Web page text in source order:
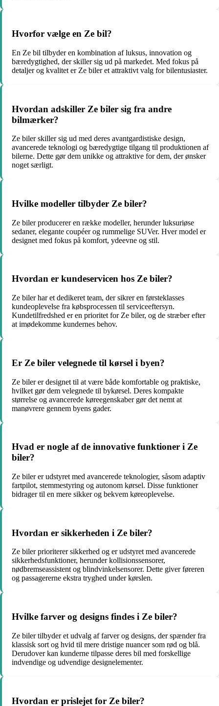
Hvorfor vælge en Ze bil?
En Ze bil tilbyder en kombination af luksus, innovation og
bæredygtighed, der skiller sig ud på markedet. Med fokus på
detaljer og kvalitet er Ze biler et attraktivt valg for bilentusiaster.
Hvordan adskiller Ze biler sig fra andre
bilmærker?
Ze biler skiller sig ud med deres avantgardistiske design,
avancerede teknologi og bæredygtige tilgang til produktionen af
bilerne. Dette gør dem unikke og attraktive for dem, der ønsker
noget særligt.
Hvilke modeller tilbyder Ze biler?
Ze biler producerer en række modeller, herunder luksuriøse
sedaner, elegante coupéer og rummelige SUVer. Hver model er
designet med fokus på komfort, ydeevne og stil.
Hvordan er kundeservicen hos Ze biler?
Ze biler har et dedikeret team, der sikrer en førsteklasses
kundeoplevelse fra købsprocessen til serviceeftersyn.
Kundetilfredshed er en prioritet for Ze biler, og de stræber efter
at imødekomme kundernes behov.
Er Ze biler velegnede til kørsel i byen?
Ze biler er designet til at være både komfortable og praktiske,
hvilket gør dem velegnede til bykørsel. Deres kompakte
størrelse og avancerede køreegenskaber gør det nemt at
manøvrere gennem byens gader.
Hvad er nogle af de innovative funktioner i Ze
biler?
Ze biler er udstyret med avancerede teknologier, såsom adaptiv
fartpilot, stemmestyring og autonom kørsel. Disse funktioner
bidrager til en mere sikker og bekvem køreoplevelse.
Hvordan er sikkerheden i Ze biler?
Ze biler prioriterer sikkerhed og er udstyret med avancerede
sikkerhedsfunktioner, herunder kollisionssensorer,
nødbremseassistent og blindvinkelsensorer. Dette giver føreren
og passagererne ekstra tryghed under kørslen.
Hvilke farver og designs findes i Ze biler?
Ze biler tilbyder et udvalg af farver og designs, der spænder fra
klassisk sort og hvid til mere dristige nuancer som rød og blå.
Derudover kan kunderne tilpasse deres bil med forskellige
indvendige og udvendige designelementer.
Hvordan er prislejet for Ze biler?